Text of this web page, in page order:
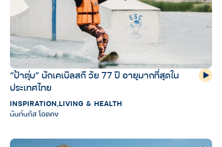
“ป้าตุ่ม” นักเคเบิลสกี วัย 77 ปี อายุมากที่สุดใน
ประเทศไทย
INSPIRATION,LIVING & HEALTH
นันท์นภัส โอดคง